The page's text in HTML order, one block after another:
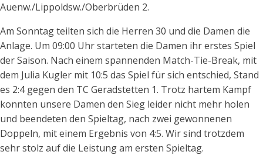
Auenw./Lippoldsw./Oberbrüden 2.
Am Sonntag teilten sich die Herren 30 und die Damen die
Anlage. Um 09:00 Uhr starteten die Damen ihr erstes Spiel
der Saison. Nach einem spannenden Match-Tie-Break, mit
dem Julia Kugler mit 10:5 das Spiel für sich entschied, Stand
es 2:4 gegen den TC Geradstetten 1. Trotz hartem Kampf
konnten unsere Damen den Sieg leider nicht mehr holen
und beendeten den Spieltag, nach zwei gewonnenen
Doppeln, mit einem Ergebnis von 4:5. Wir sind trotzdem
sehr stolz auf die Leistung am ersten Spieltag.